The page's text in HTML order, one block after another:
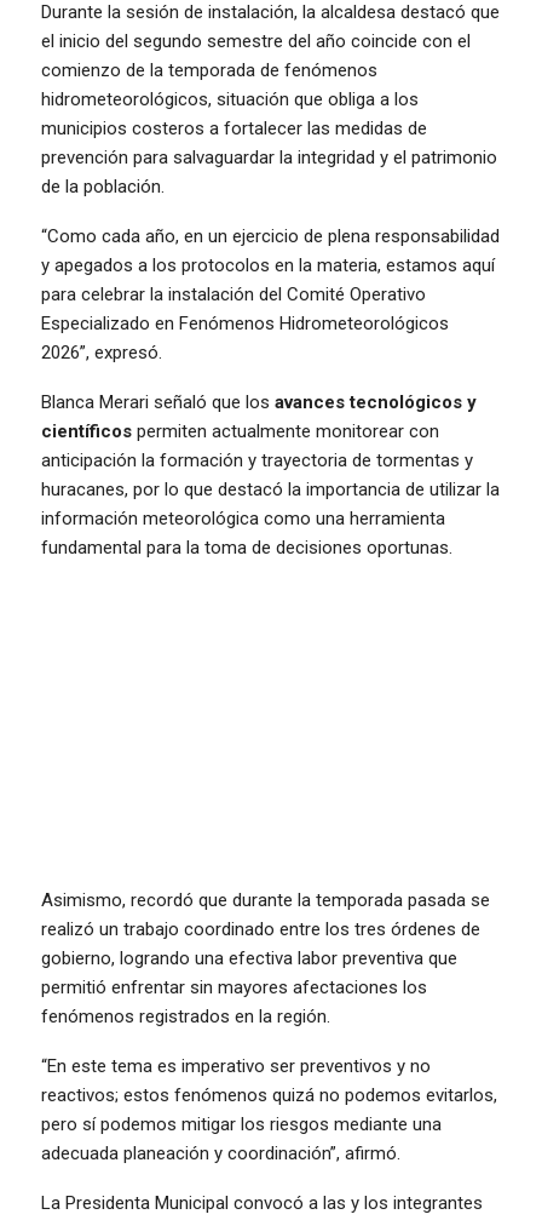
Durante la sesión de instalación, la alcaldesa destacó que
el inicio del segundo semestre del año coincide con el
comienzo de la temporada de fenómenos
hidrometeorológicos, situación que obliga a los
municipios costeros a fortalecer las medidas de
prevención para salvaguardar la integridad y el patrimonio
de la población.
“Como cada año, en un ejercicio de plena responsabilidad
y apegados a los protocolos en la materia, estamos aquí
para celebrar la instalación del Comité Operativo
Especializado en Fenómenos Hidrometeorológicos
2026”, expresó.
Blanca Merari señaló que los avances tecnológicos y
científicos permiten actualmente monitorear con
anticipación la formación y trayectoria de tormentas y
huracanes, por lo que destacó la importancia de utilizar la
información meteorológica como una herramienta
fundamental para la toma de decisiones oportunas.
Asimismo, recordó que durante la temporada pasada se
realizó un trabajo coordinado entre los tres órdenes de
gobierno, logrando una efectiva labor preventiva que
permitió enfrentar sin mayores afectaciones los
fenómenos registrados en la región.
“En este tema es imperativo ser preventivos y no
reactivos; estos fenómenos quizá no podemos evitarlos,
pero sí podemos mitigar los riesgos mediante una
adecuada planeación y coordinación”, afirmó.
La Presidenta Municipal convocó a las y los integrantes